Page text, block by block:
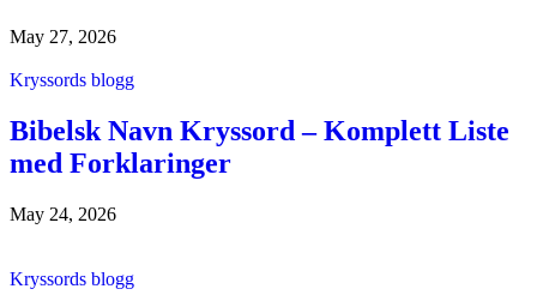
May 27, 2026
Kryssords blogg
Bibelsk Navn Kryssord – Komplett Liste
med Forklaringer
May 24, 2026
Kryssords blogg